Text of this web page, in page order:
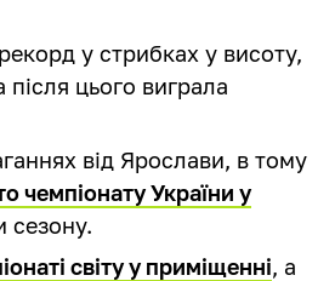
у стрибках у висоту,
цього виграла
від Ярослави, в тому
чемпіонату України у
сезону.
світу у приміщенні, а